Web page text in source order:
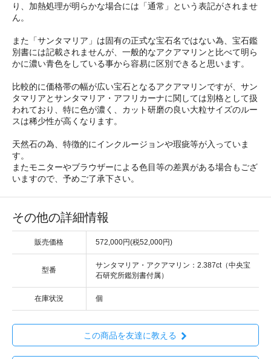
り、加熱処理が明らかな場合には「通常」という表記がされませ
ん。
また「サンタマリア」は固有の正式な宝石名ではない為、宝石鑑
別書には記載されませんが、一般的なアクアマリンと比べて明ら
かに濃い青色をしている事から容易に区別できると思います。
比較的に価格帯の幅が広い宝石となるアクアマリンですが、サン
タマリアとサンタマリア・アフリカーナに関しては別格として扱
われており、特に色が濃く、カット研磨の良い大粒サイズのルー
スは稀少性が高くなります。
天然石の為、特徴的にインクルージョンや瑕疵等が入っていま
す。
またモニターやブラウザーによる色目等の差異がある場合もござ
いますので、予めご了承下さい。
その他の詳細情報
販売価格 572,000円(税52,000円)
型番
サンタマリア・アクアマリン：2.387ct（中央宝
石研究所鑑別書付属）
在庫状況 個
この商品を友達に教える